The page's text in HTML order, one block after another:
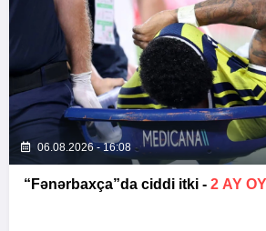
06.08.2026 - 16:08
“Fənərbaxça”da ciddi itki - 2 AY